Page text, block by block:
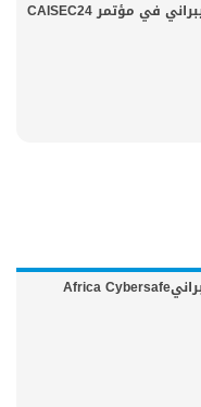
مشاركة المركز العربي الإقليمي للأمن السيبراني في مؤتمر CAISEC24
المشاركة في الندوة الإفريقية للأمن السيبرانيAfrica Cybersafe